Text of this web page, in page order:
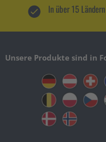
In über 15
Unsere Produkte sind in